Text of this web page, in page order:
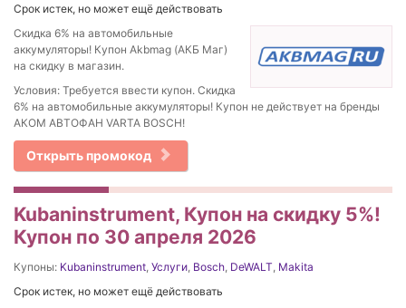
Срок истек, но может ещё действовать
Скидка 6% на автомобильные
аккумуляторы! Купон Akbmag (АКБ Маг)
на скидку в магазин.
Условия: Требуется ввести купон. Скидка
6% на автомобильные аккумуляторы! Купон не действует на бренды
АКОМ АВТОФАН VARTA BOSCH!
Открыть промокод
Kubaninstrument, Купон на скидку 5%!
Купон по 30 апреля 2026
Купоны: Kubaninstrument, Услуги, Bosch, DeWALT, Makita
Срок истек, но может ещё действовать